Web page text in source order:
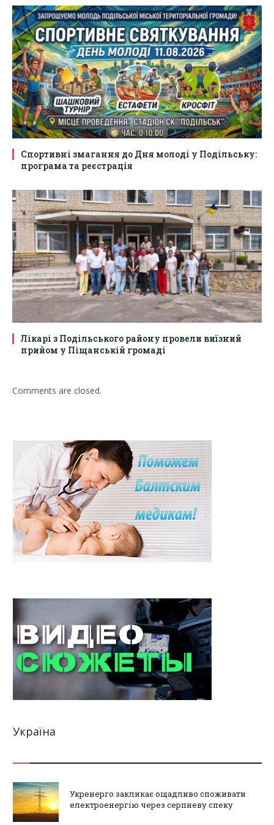
Спортивні змагання до Дня молоді у Подільську:
програма та реєстрація
Лікарі з Подільського району провели виїзний
прийом у Піщанській громаді
Comments are closed.
Україна
Укренерго закликає ощадливо споживати
електроенергію через серпневу спеку